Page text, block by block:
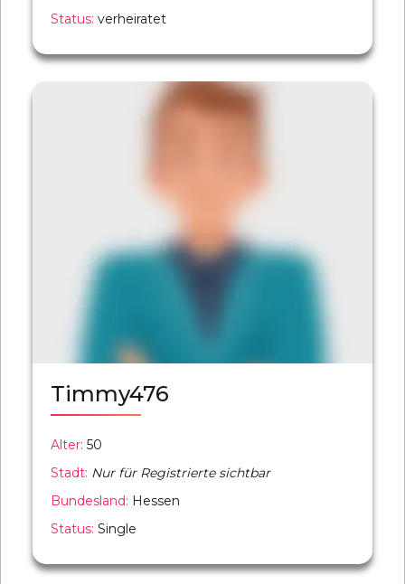
Status: verheiratet
Timmy476
Alter: 50
Stadt: Nur für Registrierte sichtbar
Bundesland: Hessen
Status: Single